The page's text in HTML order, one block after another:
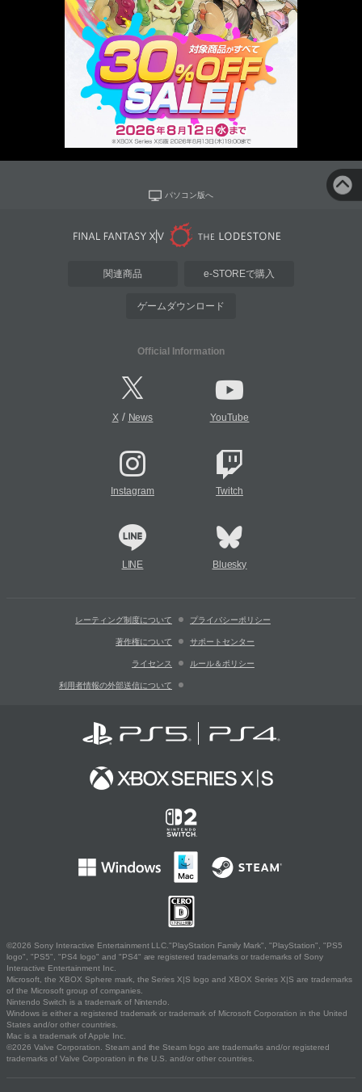
パソコン版へ
関連商品 e-STOREで購入
ゲームダウンロード
Official Information
X/ News YouTube
Instagram Twitch
LINE Bluesky
レーティング制度について プライバシーポリシー
著作権について サポートセンター
ライセンス ルール＆ポリシー
利用者情報の外部送信について
©2026 Sony Interactive Entertainment LLC."PlayStation Family Mark", "PlayStation", "PS5
logo", "PS5", "PS4 logo" and "PS4" are registered trademarks or trademarks of Sony
Interactive Entertainment Inc.
Microsoft, the XBOX Sphere mark, the Series X|S logo and XBOX Series X|S are trademarks
of the Microsoft group of companies.
Nintendo Switch is a trademark of Nintendo.
Windows is either a registered trademark or trademark of Microsoft Corporation in the United
States and/or other countries.
Mac is a trademark of Apple Inc.
©2026 Valve Corporation. Steam and the Steam logo are trademarks and/or registered
trademarks of Valve Corporation in the U.S. and/or other countries.